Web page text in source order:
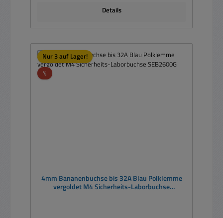
Details
Nur 3 auf Lager!
%Rabatt
4mm Bananenbuchse bis 32A Blau Polklemme
vergoldet M4 Sicherheits-Laborbuchse